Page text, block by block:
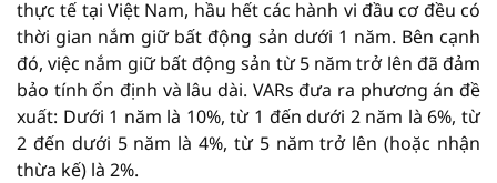
thực tế tại Việt Nam, hầu hết các hành vi đầu cơ đều có
thời gian nắm giữ bất động sản dưới 1 năm. Bên cạnh
đó, việc nắm giữ bất động sản từ 5 năm trở lên đã đảm
bảo tính ổn định và lâu dài. VARs đưa ra phương án đề
xuất: Dưới 1 năm là 10%, từ 1 đến dưới 2 năm là 6%, từ
2 đến dưới 5 năm là 4%, từ 5 năm trở lên (hoặc nhận
thừa kế) là 2%.